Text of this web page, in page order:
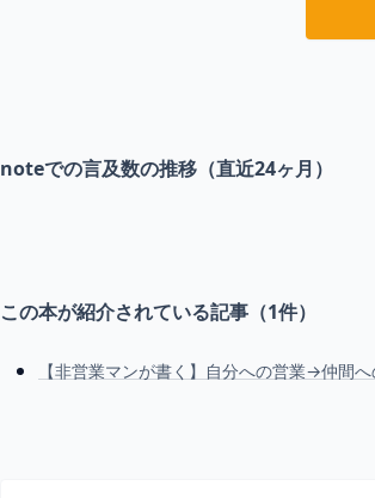
noteでの言及数の推移（直近24ヶ月）
この本が紹介されている記事（1件）
【非営業マンが書く】自分への営業→仲間